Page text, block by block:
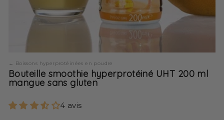
Boissons hyperprotéinées en poudre
Bouteille smoothie hyperprotéiné UHT 200 ml
mangue sans gluten
4 avis